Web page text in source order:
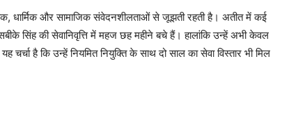
धार्मिक और सामाजिक संवेदनशीलताओं से जूझती रहती है। अतीत में कई
सिंह की सेवानिवृत्ति में महज छह महीने बचे हैं। हालांकि उन्हें अभी केवल
चर्चा है कि उन्हें नियमित नियुक्ति के साथ दो साल का सेवा विस्तार भी मिल